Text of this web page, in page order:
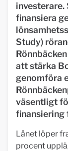
finansiera
Study)
att stärka
genomföra
väsentligt
finansiering
Lånet löper
procent